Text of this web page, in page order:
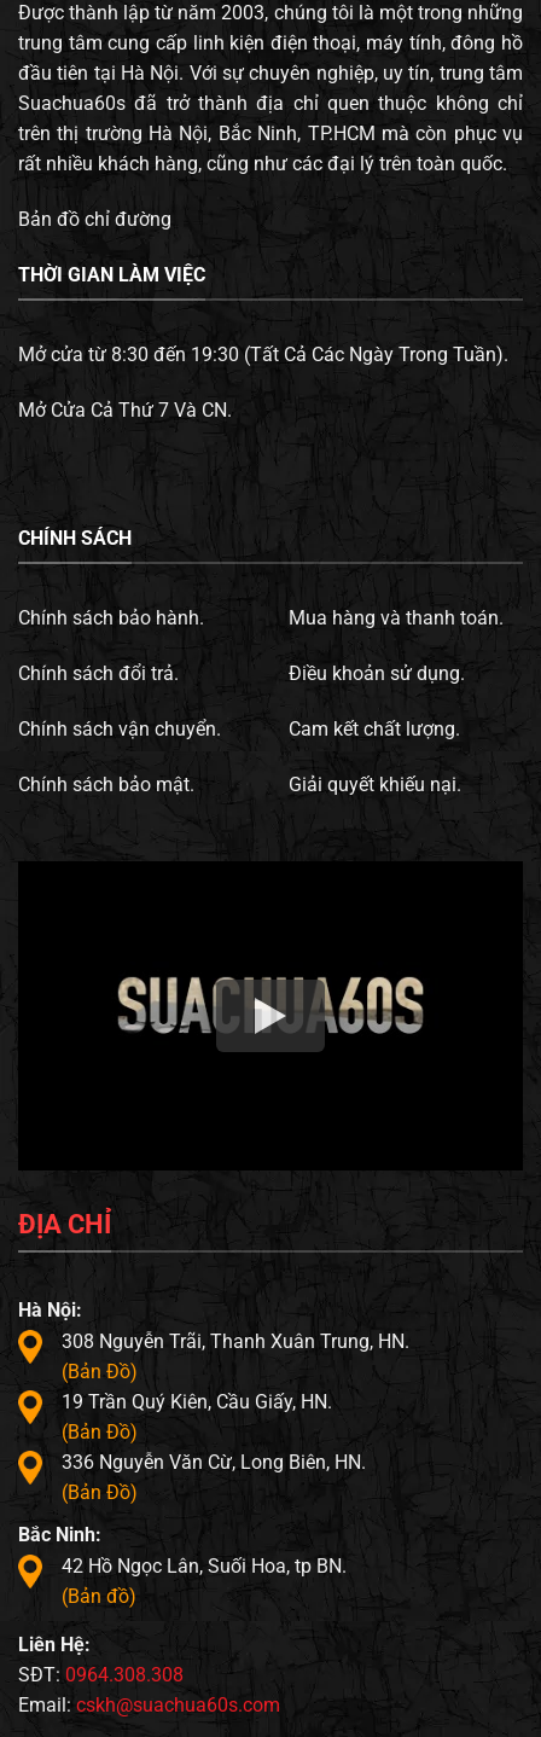
Được thành lập từ năm 2003, chúng tôi là một trong những
trung tâm cung cấp linh kiện điện thoại, máy tính, đông hồ
đầu tiên tại Hà Nội. Với sự chuyên nghiệp, uy tín, trung tâm
Suachua60s đã trở thành địa chỉ quen thuộc không chỉ
trên thị trường Hà Nội, Bắc Ninh, TP.HCM mà còn phục vụ
rất nhiều khách hàng, cũng như các đại lý trên toàn quốc.
Bản đồ chỉ đường
THỜI GIAN LÀM VIỆC
Mở cửa từ 8:30 đến 19:30 (Tất Cả Các Ngày Trong Tuần).
Mở Cửa Cả Thứ 7 Và CN.
CHÍNH SÁCH
Chính sách bảo hành.
Chính sách đổi trả.
Chính sách vận chuyển.
Chính sách bảo mật.
Mua hàng và thanh toán.
Điều khoản sử dụng.
Cam kết chất lượng.
Giải quyết khiếu nại.
ĐỊA CHỈ
Hà Nội:
308 Nguyễn Trãi, Thanh Xuân Trung, HN.
(Bản Đồ)
19 Trần Quý Kiên, Cầu Giấy, HN.
(Bản Đồ)
336 Nguyễn Văn Cừ, Long Biên, HN.
(Bản Đồ)
Bắc Ninh:
42 Hồ Ngọc Lân, Suối Hoa, tp BN.
(Bản đồ)
Liên Hệ:
SĐT: 0964.308.308
Email: cskh@suachua60s.com